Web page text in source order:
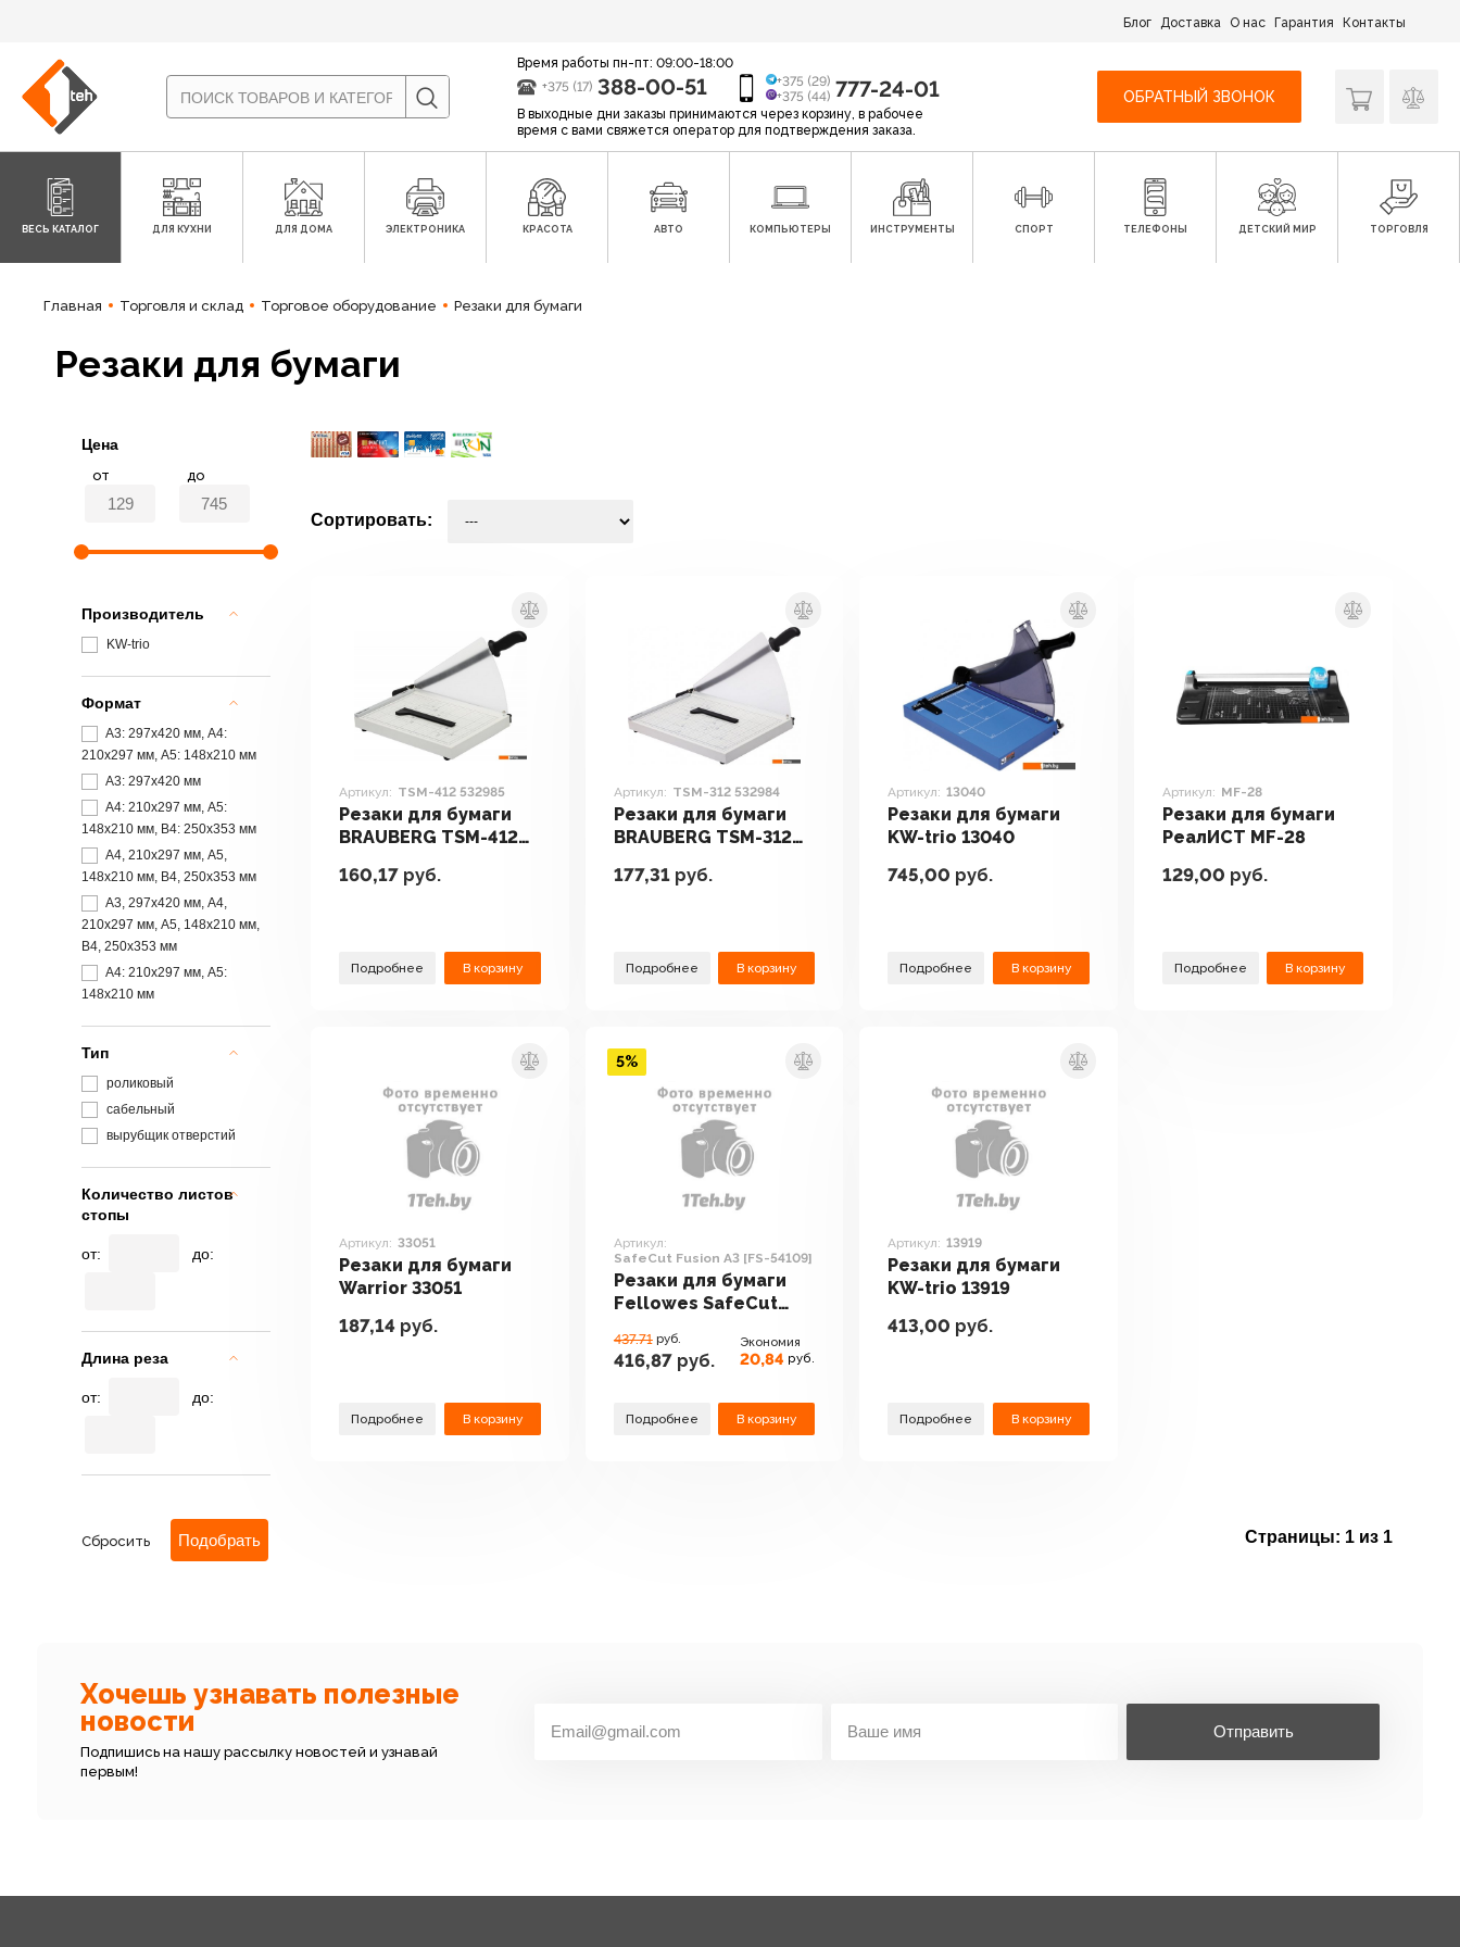
Блог Доставка О нас Гарантия Контакты
Время работы пн-пт: 09:00-18:00
+375 (17) 388-00-51
+375 (29)
+375 (44) 777-24-01
В выходные дни заказы принимаются через корзину, в рабочее
время с вами свяжется оператор для подтверждения заказа.
ОБРАТНЫЙ ЗВОНОК
ВЕСЬ КАТАЛОГ ДЛЯ КУХНИ ДЛЯ ДОМА ЭЛЕКТРОНИКА КРАСОТА АВТО КОМПЬЮТЕРЫ ИНСТРУМЕНТЫ СПОРТ ТЕЛЕФОНЫ ДЕТСКИЙ МИР ТОРГОВЛЯ
Главная Торговля и склад Торговое оборудование Резаки для бумаги
Резаки для бумаги
Цена
от до
Производитель
KW-trio
Формат
A3: 297х420 мм, A4:
210х297 мм, A5: 148х210 мм
A3: 297х420 мм
A4: 210х297 мм, A5:
148х210 мм, В4: 250х353 мм
A4, 210х297 мм, A5,
148х210 мм, В4, 250х353 мм
A3, 297х420 мм, A4,
210х297 мм, A5, 148х210 мм,
В4, 250х353 мм
A4: 210х297 мм, A5:
148х210 мм
Тип
роликовый
сабельный
вырубщик отверстий
Количество листов
стопы
от: до:
Длина реза
от: до:
Сбросить
Сортировать:
Артикул: TSM-412 532985
Резаки для бумаги
BRAUBERG TSM-412
160,17 руб.
Подробнее В корзину
Артикул: TSM-312 532984
Резаки для бумаги
BRAUBERG TSM-312
177,31руб.
Подробнее В корзину
Артикул: 13040
Резаки для бумаги
KW-trio 13040
745,00 руб.
Подробнее В корзину
Артикул: MF-28
Резаки для бумаги
РеалИСТ MF-28
129,00 руб.
Подробнее В корзину
Артикул: 33051
Резаки для бумаги
Warrior 33051
187,14 руб.
Подробнее В корзину
Артикул:
SafeCut Fusion A3 [FS-54109]
Резаки для бумаги
Fellowes SafeCut
437.71 руб.
416,87руб.
Экономия
20,84 руб.
Подробнее В корзину
5%
Артикул: 13919
Резаки для бумаги
KW-trio 13919
413,00 руб.
Подробнее В корзину
Страницы: 1 из 1
Хочешь узнавать полезные
новости
Подпишись на нашу рассылку новостей и узнавай
первым!
Отправить